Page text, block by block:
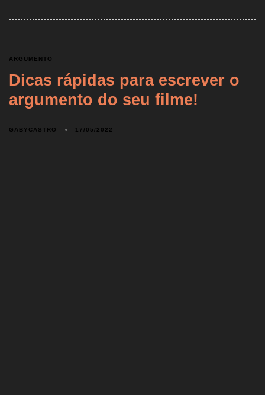
ARGUMENTO
Dicas rápidas para escrever o
argumento do seu filme!
GABYCASTRO 17/05/2022